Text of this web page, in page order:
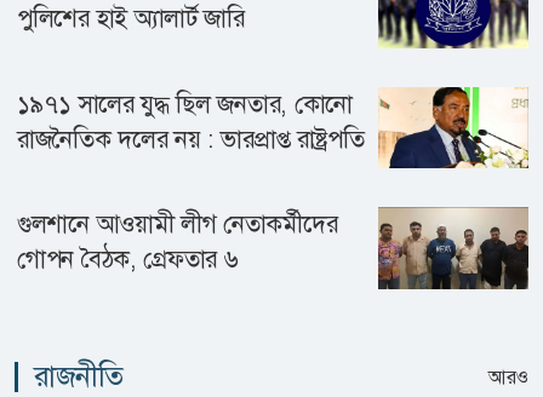
পুলিশের হাই অ্যালার্ট জারি
১৯৭১ সালের যুদ্ধ ছিল জনতার, কোনো
রাজনৈতিক দলের নয় : ভারপ্রাপ্ত রাষ্ট্রপতি
গুলশানে আওয়ামী লীগ নেতাকর্মীদের
গোপন বৈঠক, গ্রেফতার ৬
রাজনীতি আরও